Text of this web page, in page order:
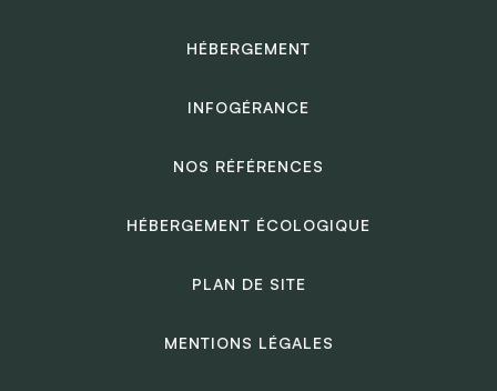
HÉBERGEMENT
INFOGÉRANCE
NOS RÉFÉRENCES
HÉBERGEMENT ÉCOLOGIQUE
PLAN DE SITE
MENTIONS LÉGALES